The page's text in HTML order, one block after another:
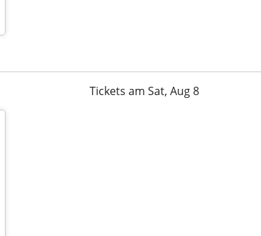
Tickets am Sat, Aug 8